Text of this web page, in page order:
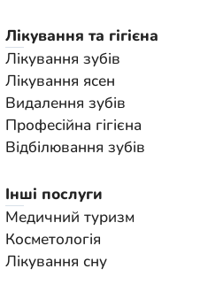
Лікування та гігієна
Лікування зубів
Лікування ясен
Видалення зубів
Професійна гігієна
Відбілювання зубів
Інші послуги
Медичний туризм
Косметологія
Лікування сну